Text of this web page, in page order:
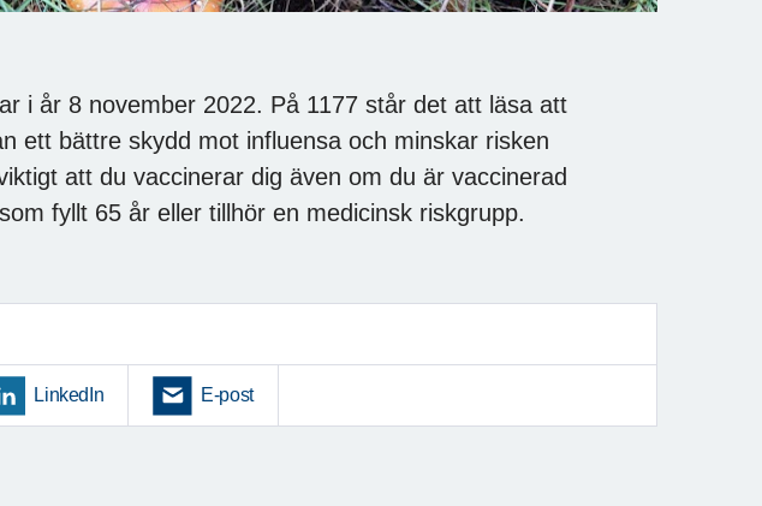
i år 8 november 2022. På 1177 står det att läsa att
ett bättre skydd mot influensa och minskar risken
att du vaccinerar dig även om du är vaccinerad
fyllt 65 år eller tillhör en medicinsk riskgrupp.
LinkedIn E-post